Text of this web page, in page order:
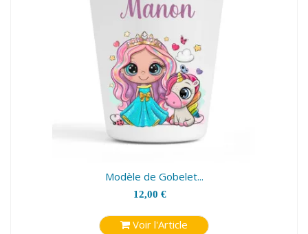
Modèle de Gobelet...
12,00 €
Voir l'Article